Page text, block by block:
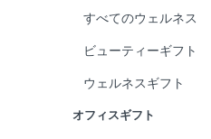
すべてのウェルネス
ビューティーギフト
ウェルネスギフト
オフィスギフト